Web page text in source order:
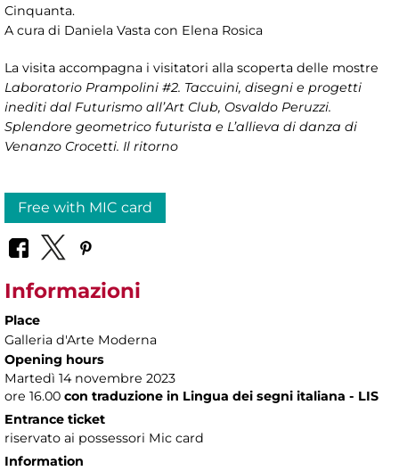
Cinquanta.
A cura di Daniela Vasta con Elena Rosica
La visita accompagna i visitatori alla scoperta delle mostre
Laboratorio Prampolini #2. Taccuini, disegni e progetti
inediti dal Futurismo all’Art Club, Osvaldo Peruzzi.
Splendore geometrico futurista e L’allieva di danza di
Venanzo Crocetti. Il ritorno
Free with MIC card
Informazioni
Place
Galleria d'Arte Moderna
Opening hours
Martedì 14 novembre 2023
ore 16.00 con traduzione in Lingua dei segni italiana - LIS
Entrance ticket
riservato ai possessori Mic card
Information